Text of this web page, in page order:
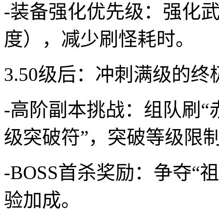
-装备强化优先级：强化
度），减少刷怪耗时。
3.50级后：冲刺满级的终
-高阶副本挑战：组队刷“
级突破符”，突破等级限
-BOSS首杀奖励：争夺“
验加成。